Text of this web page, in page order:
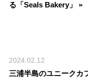
る「Seals Bakery」 »
2024.02.12
三浦半島のユニークカ